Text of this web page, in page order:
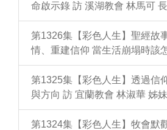
命啟示錄 訪 溪湖教會 林馬可
第1326集【彩色人生】聖經故
情、重建信仰 當生活崩塌時該
第1325集【彩色人生】透過信
與方向 訪 宜蘭教會 林淑華 姊妹
第1324集【彩色人生】牧會默